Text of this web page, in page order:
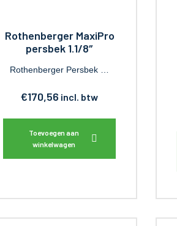
Rothenberger MaxiPro
persbek 1.1/8″
Rothenberger Persbek …
€170,56 incl. btw
Toevoegen aan
winkelwagen